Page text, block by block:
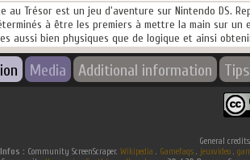
au Trésor est un jeu d'aventure sur Nintendo DS.
à être les premiers à mettre la main sur
aussi bien physiques que de logique et ainsi
Media Additional information Tips
General
Infos : Community ScreenScraper. Wikipedia . Gamefaqs. jeuxvideo.